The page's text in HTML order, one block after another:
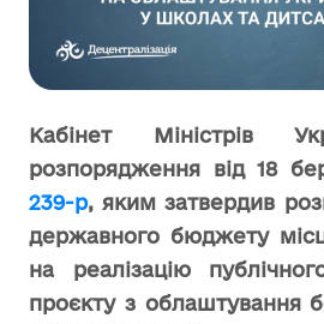
Кабінет Міністрів
розпорядження від 18
239-р, яким затвердив
державного бюджету
на реалізацію
проєкту з облаштування